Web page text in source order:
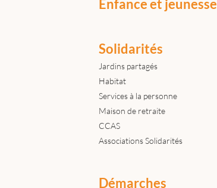
Enfance et jeunesse
Solidarités
Jardins partagés
Habitat
Services à la personne
Maison de retraite
CCAS
Associations Solidarités
Démarches